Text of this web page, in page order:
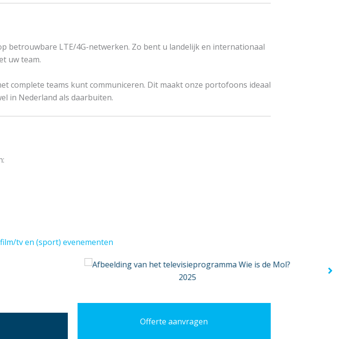
betrouwbare LTE/4G-netwerken. Zo bent u landelijk en internationaal
uw team.
complete teams kunt communiceren. Dit maakt onze portofoons ideaal
in Nederland als daarbuiten.
tv en (sport) evenementen
Offerte aanvragen